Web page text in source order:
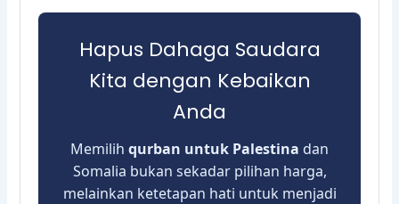
Hapus Dahaga Saudara
Kita dengan Kebaikan
Anda
Memilih qurban untuk Palestina dan
Somalia bukan sekadar pilihan harga,
melainkan ketetapan hati untuk menjadi